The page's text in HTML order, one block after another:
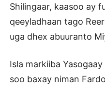
Shilingaar, kaasoo ay
qeeyladhaan tago
uga dhex abuuranto
Isla markiiba
soo baxay niman